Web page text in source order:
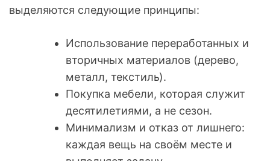
выделяются следующие принципы:
Использование переработанных и
вторичных материалов (дерево,
металл, текстиль).
Покупка мебели, которая служит
десятилетиями, а не сезон.
Минимализм и отказ от лишнего:
каждая вещь на своём месте и